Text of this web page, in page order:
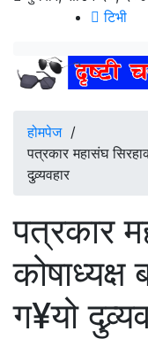
टिभी
होमपेज/
पत्रकार महासंघ
दुव्र्यवहार
पत्रकार
कोषाध्यक्ष
ग¥यो